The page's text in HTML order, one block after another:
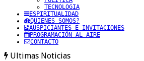
TECNOLOGIA
ESPIRITUALIDAD
QUIENES SOMOS?
AUSPICIANTES E INVITACIONES
PROGRAMACIÓN AL AIRE
CONTACTO
Ultimas Noticias